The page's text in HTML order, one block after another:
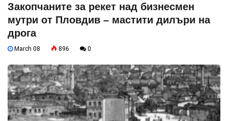
Закопчаните за рекет над бизнесмен
мутри от Пловдив – мастити дилъри на
дрога
March 08 896 0